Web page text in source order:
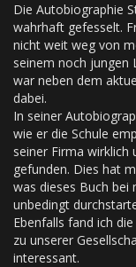
Die Autobiographie
wahrhaft gefesselt.
nicht weit weg von
seinem noch jungen
war neben dem
dabei.
In seiner
wie er die Schule
seiner Firma wirklich
gefunden. Dies hat
was dieses Buch bei
unbedingt
Ebenfalls fand ich
zu unserer
interessant.